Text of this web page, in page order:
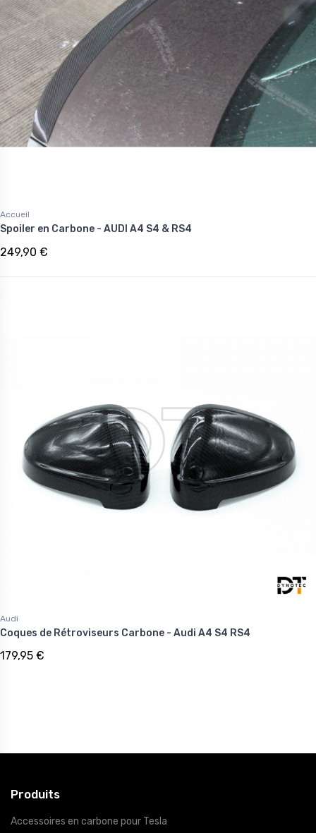
Accueil
Spoiler en Carbone - AUDI A4 S4 & RS4
249,90 €
Audi
Coques de Rétroviseurs Carbone - Audi A4 S4 RS4
179,95 €
Produits
Accessoires en carbone pour Tesla